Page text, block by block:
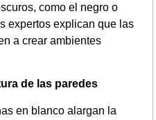
como el negro o
expertos explican que las
a crear ambientes
de las paredes
en blanco alargan la